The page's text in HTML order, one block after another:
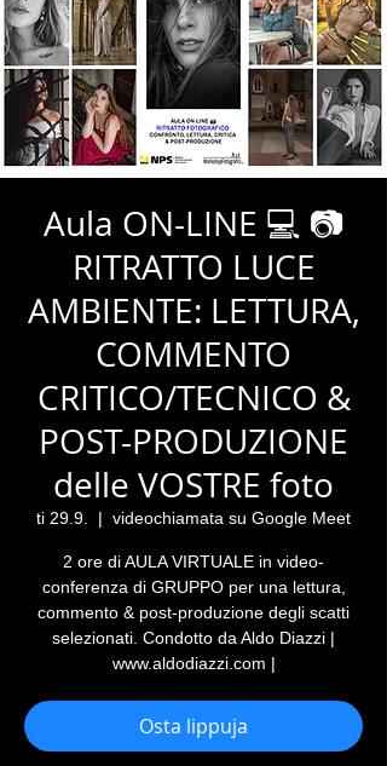
Aula ON-LINE 💻 📷
RITRATTO LUCE
AMBIENTE: LETTURA,
COMMENTO
CRITICO/TECNICO &
POST-PRODUZIONE
delle VOSTRE foto
ti 29.9.
  |
videochiamata su Google Meet
2 ore di AULA VIRTUALE in video-
conferenza di GRUPPO per una lettura,
commento & post-produzione degli scatti
selezionati. Condotto da Aldo Diazzi |
www.aldodiazzi.com |
Osta lippuja